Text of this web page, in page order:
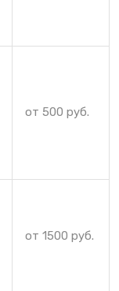
от 500 руб.
от 1500 руб.